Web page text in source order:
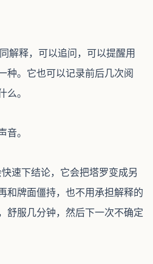
解释，可以追问，可以提醒用
种。它也可以记录前后几次阅
么。
音。
速下结论，它会把塔罗变成另
和牌面僵持，也不用承担解释的
舒服几分钟，然后下一次不确定